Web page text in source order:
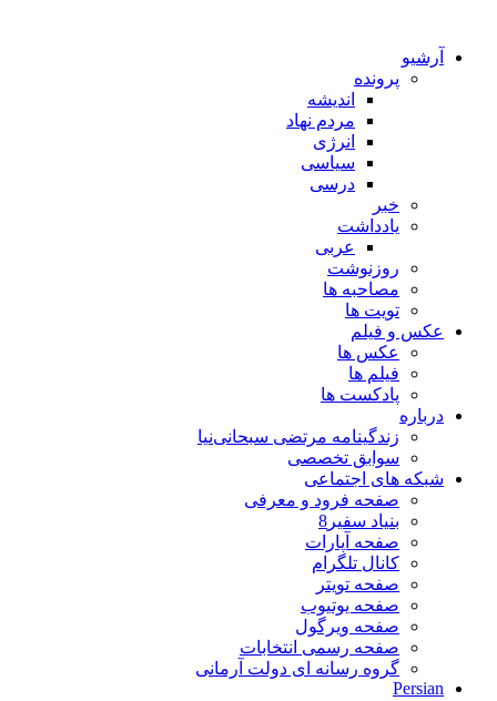
آرشیو
پرونده
اندیشه
مردم نهاد
انرژی
سیاسی
درسی
خبر
یادداشت
عربی
روزنوشت
مصاحبه ها
تویت ها
عکس و فیلم
عکس ها
فیلم ها
پادکست ها
درباره
زندگینامه مرتضی سبحانی‌نیا
سوابق تخصصی
شبکه های اجتماعی
صفحه فرود و معرفی
بنیاد سفیر8
صفحه آپارات
کانال تلگرام
صفحه تویتر
صفحه یوتیوب
صفحه ویرگول
صفحه رسمی انتخابات
گروه رسانه ای دولت آرمانی
Persian